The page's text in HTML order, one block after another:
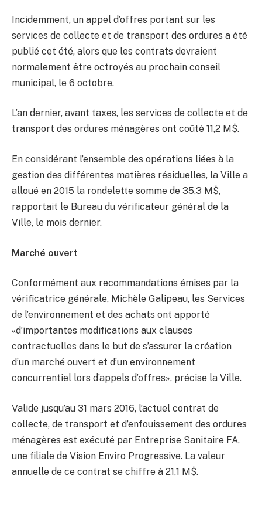
Incidemment, un appel d’offres portant sur les
services de collecte et de transport des ordures a été
publié cet été, alors que les contrats devraient
normalement être octroyés au prochain conseil
municipal, le 6 octobre.
L’an dernier, avant taxes, les services de collecte et de
transport des ordures ménagères ont coûté 11,2 M$.
En considérant l’ensemble des opérations liées à la
gestion des différentes matières résiduelles, la Ville a
alloué en 2015 la rondelette somme de 35,3 M$,
rapportait le Bureau du vérificateur général de la
Ville, le mois dernier.
Marché ouvert
Conformément aux recommandations émises par la
vérificatrice générale, Michèle Galipeau, les Services
de l’environnement et des achats ont apporté
«d’importantes modifications aux clauses
contractuelles dans le but de s’assurer la création
d’un marché ouvert et d’un environnement
concurrentiel lors d’appels d’offres», précise la Ville.
Valide jusqu’au 31 mars 2016, l’actuel contrat de
collecte, de transport et d’enfouissement des ordures
ménagères est exécuté par Entreprise Sanitaire FA,
une filiale de Vision Enviro Progressive. La valeur
annuelle de ce contrat se chiffre à 21,1 M$.